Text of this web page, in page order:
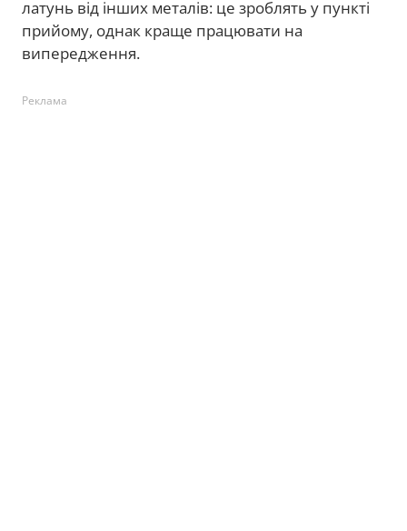
латунь від інших металів: це зроблять у пункті
прийому, однак краще працювати на
випередження.
Реклама